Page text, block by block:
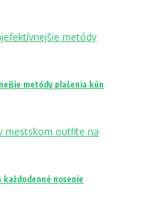
metódy plašenia kún
nosenie